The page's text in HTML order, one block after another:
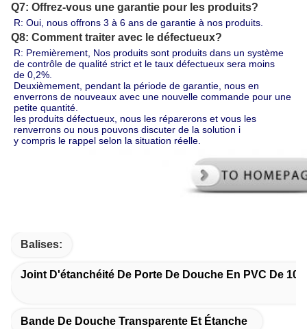
Q7: Offrez-vous une garantie pour les produits?
R: Oui, nous offrons 3 à 6 ans de garantie à nos produits.
Q8: Comment traiter avec le défectueux?
R: Premièrement, Nos produits sont produits dans un système
de contrôle de qualité strict et le taux défectueux sera moins
de 0,2%.
Deuxièmement, pendant la période de garantie, nous en
enverrons de nouveaux avec une nouvelle commande pour une
petite quantité.
les produits défectueux, nous les réparerons et vous les
renverrons ou nous pouvons discuter de la solution i
y compris le rappel selon la situation réelle.
Balises:
Joint D'étanchéité De Porte De Douche En PVC De 10
Bande De Douche Transparente Et Étanche